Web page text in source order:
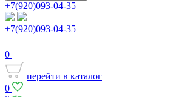
+7(920)093-04-35
+7(920)093-04-35
0
перейти в каталог
0